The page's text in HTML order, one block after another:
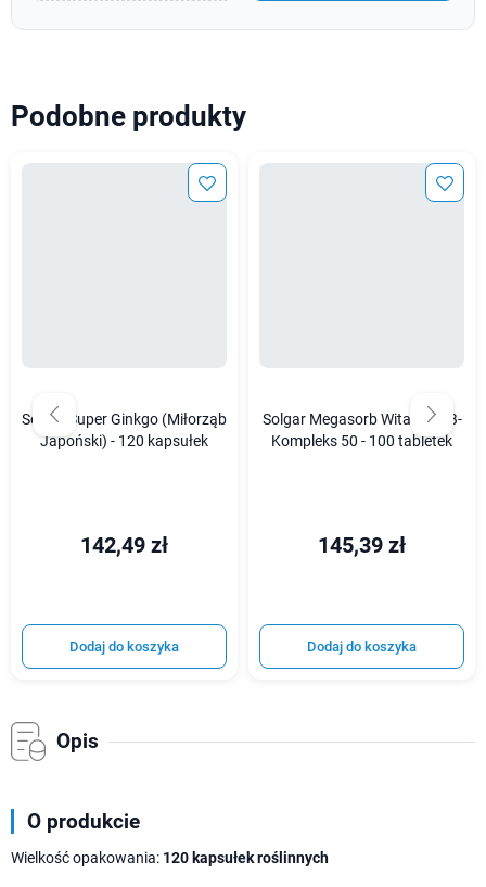
Podobne produkty
Solgar Super Ginkgo (Miłorząb
Japoński) - 120 kapsułek
142,49 zł
Dodaj do koszyka
Solgar Megasorb Witamina B-
Kompleks 50 - 100 tabletek
145,39 zł
Dodaj do koszyka
Opis
O produkcie
Wielkość opakowania: 120 kapsułek roślinnych